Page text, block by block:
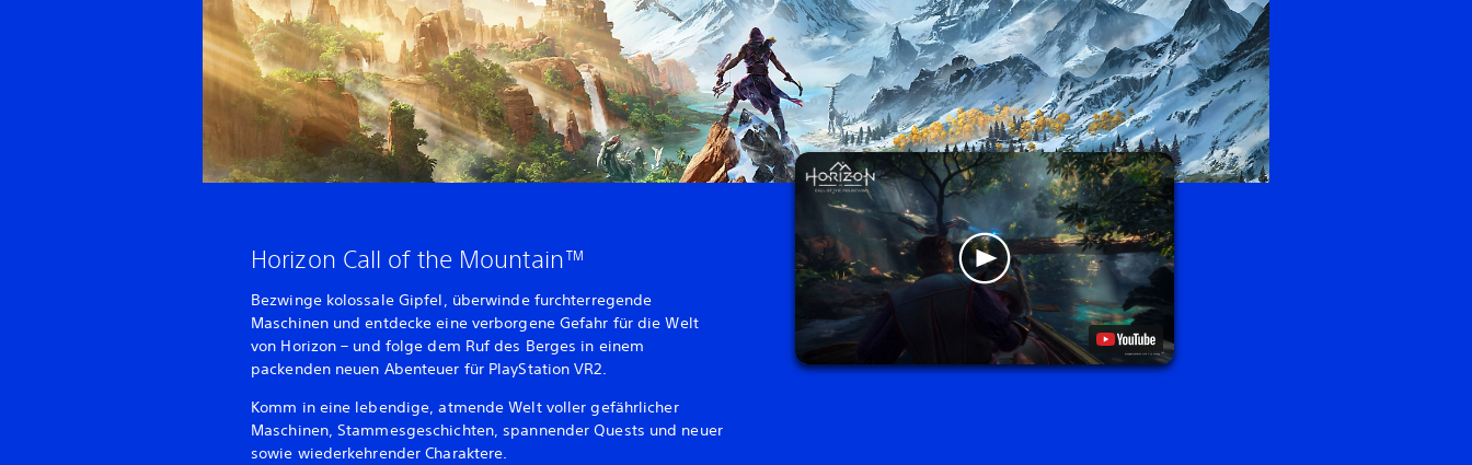
Horizon Call of the Mountain™
Bezwinge kolossale Gipfel, überwinde furchterregende
Maschinen und entdecke eine verborgene Gefahr für die Welt
von Horizon – und folge dem Ruf des Berges in einem
packenden neuen Abenteuer für PlayStation VR2.
Komm in eine lebendige, atmende Welt voller gefährlicher
Maschinen, Stammesgeschichten, spannender Quests und neuer
sowie wiederkehrender Charaktere.